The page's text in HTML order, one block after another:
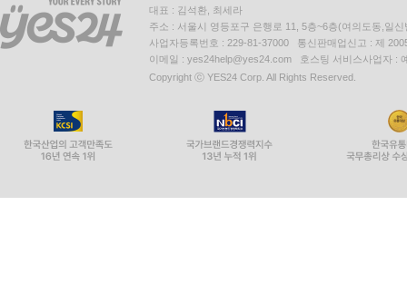
대표 : 김석환, 최세라
주소 : 서울시 영등포구 은행로 11, 5층~6층(여의도동,일신
사업자등록번호 : 229-81-37000 통신판매업신고 : 제
이메일 : yes24help@yes24.com 호스팅 서비스사업자 :
Copyright ⓒ YES24 Corp. All Rights Reserved.